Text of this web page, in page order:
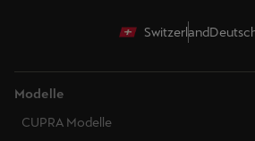
Switzerland
Modelle
CUPRA Modelle